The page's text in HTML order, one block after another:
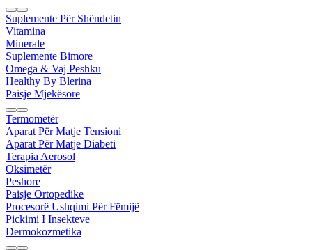
Suplemente Për Shëndetin
Vitamina
Minerale
Suplemente Bimore
Omega & Vaj Peshku
Healthy By Blerina
Paisje Mjekësore
Termometër
Aparat Për Matje Tensioni
Aparat Për Matje Diabeti
Terapia Aerosol
Oksimetër
Peshore
Paisje Ortopedike
Procesorë Ushqimi Për Fëmijë
Pickimi I Insekteve
Dermokozmetika